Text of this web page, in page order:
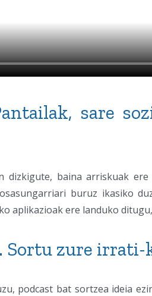
sare
baina arriskuak
buruz ikasiko
aplikazioak ere landuko
Sortu zure irrati-
podcast bat sortzea ideia